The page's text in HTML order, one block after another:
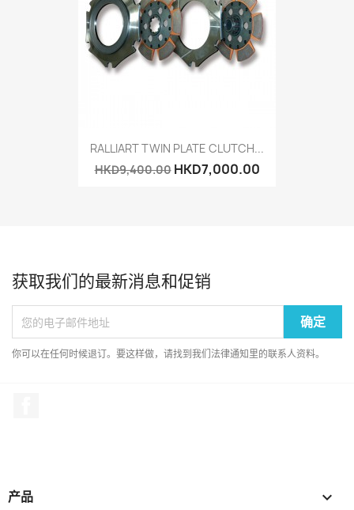
RALLIART TWIN PLATE CLUTCH...
HKD9,400.00 HKD7,000.00
获取我们的最新消息和促销
你可以在任何时候退订。要这样做，请找到我们法律通知里的联系人资料。
产品 